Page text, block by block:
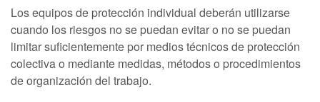
Los equipos de protección individual deberán utilizarse
cuando los riesgos no se puedan evitar o no se puedan
limitar suficientemente por medios técnicos de protección
colectiva o mediante medidas, métodos o procedimientos
de organización del trabajo.